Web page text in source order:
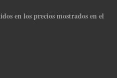
en los precios mostrados en el